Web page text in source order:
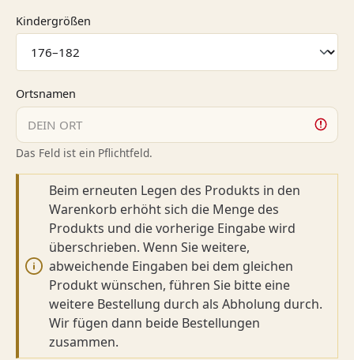
Kindergrößen
Ortsnamen
Das Feld ist ein Pflichtfeld.
Beim erneuten Legen des Produkts in den
Warenkorb erhöht sich die Menge des
Produkts und die vorherige Eingabe wird
überschrieben. Wenn Sie weitere,
abweichende Eingaben bei dem gleichen
Produkt wünschen, führen Sie bitte eine
weitere Bestellung durch als Abholung durch.
Wir fügen dann beide Bestellungen
zusammen.